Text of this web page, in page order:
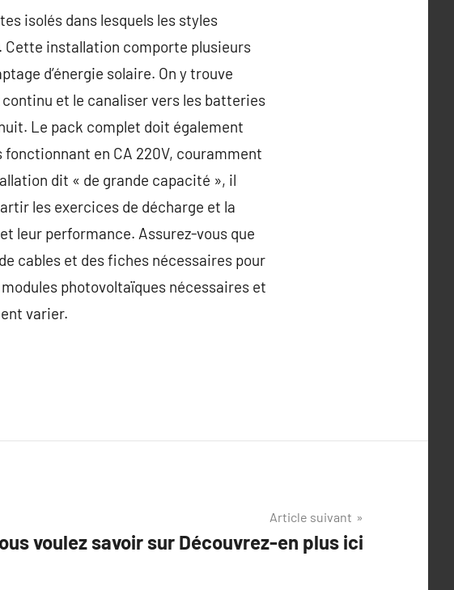
isolés dans lesquels les styles
Cette installation comporte plusieurs
d’énergie solaire. On y trouve
et le canaliser vers les batteries
Le pack complet doit également
en CA 220V, couramment
dit « de grande capacité », il
les exercices de décharge et la
leur performance. Assurez-vous que
cables et des fiches nécessaires pour
photovoltaïques nécessaires et
varier.
Article suivant
voulez savoir sur Découvrez-en plus ici